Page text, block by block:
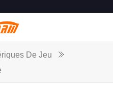
De Jeu